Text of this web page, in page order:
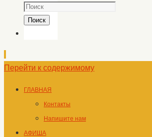
Поиск
Перейти к содержимому
ГЛАВНАЯ
Контакты
Напишите нам
АФИША